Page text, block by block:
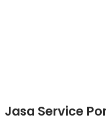
Jasa Service